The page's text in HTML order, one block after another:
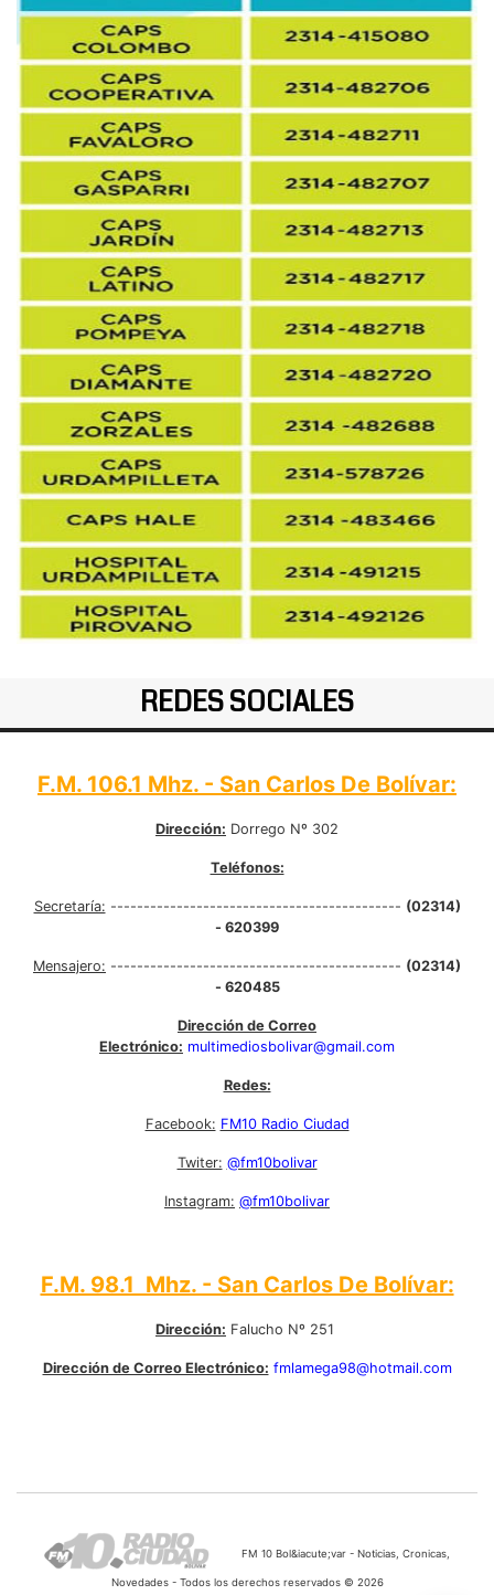
REDES SOCIALES
F.M. 106.1 Mhz. - San Carlos De Bolívar:
Dirección: Dorrego Nº 302
Teléfonos:
Secretaría: -------------------------------------------- (02314)
- 620399
Mensajero: -------------------------------------------- (02314)
- 620485
Dirección de Correo
Electrónico: multimediosbolivar@gmail.com
Redes:
Facebook: FM10 Radio Ciudad
Twiter: @fm10bolivar
Instagram: @fm10bolivar
F.M. 98.1 Mhz. - San Carlos De Bolívar:
Dirección: Falucho Nº 251
Dirección de Correo Electrónico: fmlamega98@hotmail.com
FM 10 Bol&iacute;var - Noticias, Cronicas,
Novedades - Todos los derechos reservados © 2026